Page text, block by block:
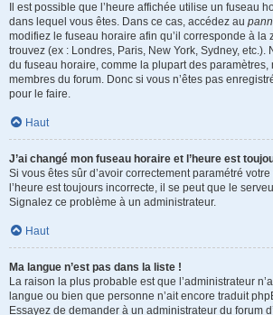
Il est possible que l’heure affichée utilise un fuseau
dans lequel vous êtes. Dans ce cas, accédez au
modifiez le fuseau horaire afin qu’il corresponde à la
trouvez (ex : Londres, Paris, New York, Sydney, etc.).
du fuseau horaire, comme la plupart des paramètres,
membres du forum. Donc si vous n’êtes pas
pour le faire.
Haut
J’ai changé mon fuseau horaire et l’heure est
Si vous êtes sûr d’avoir correctement paramétré
l’heure est toujours incorrecte, il se peut que le
Signalez ce problème à un administrateur.
Haut
Ma langue n’est pas dans la liste !
La raison la plus probable est que l’administrateur
langue ou bien que personne n’ait encore traduit
Essayez de demander à un administrateur du forum